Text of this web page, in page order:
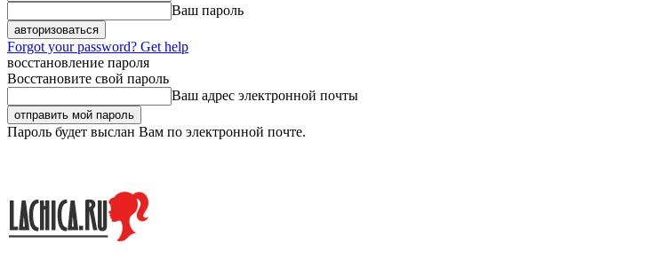
Ваш пароль
Forgot your password? Get help
восстановление пароля
Восстановите свой пароль
Ваш адрес электронной почты
Пароль будет выслан Вам по электронной почте.